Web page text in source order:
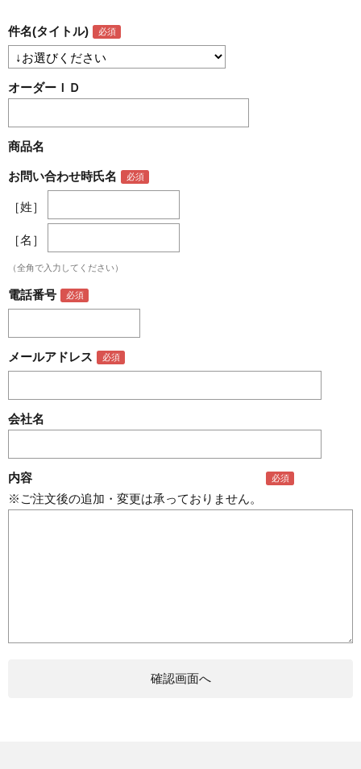
件名(タイトル)
オーダーＩＤ
商品名
お問い合わせ時氏名
［姓］
［名］
（全角で入力してください）
電話番号
メールアドレス
会社名
内容
※ご注文後の追加・変更は承っておりません。